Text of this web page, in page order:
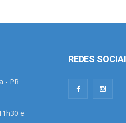
- PR
e
REDES